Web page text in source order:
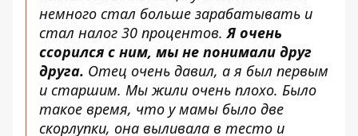
немного стал больше зарабатывать и
стал налог 30 процентов.Я очень
ссорился с ним, мы не понимали друг
друга. Отец очень давил, а я был первым
и старшим. Мы жили очень плохо. Было
такое время, что у мамы было две
скорлупки, она выливала в тесто и